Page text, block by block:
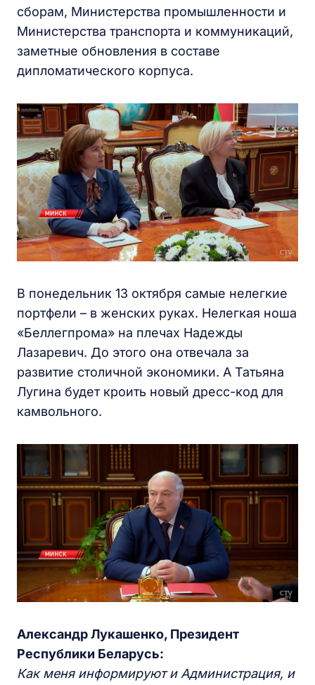
сборам, Министерства промышленности и
Министерства транспорта и коммуникаций,
заметные обновления в составе
дипломатического корпуса.
В понедельник 13 октября самые нелегкие
портфели – в женских руках. Нелегкая ноша
«Беллегпрома» на плечах Надежды
Лазаревич. До этого она отвечала за
развитие столичной экономики. А Татьяна
Лугина будет кроить новый дресс-код для
камвольного.
Александр Лукашенко, Президент
Республики Беларусь:
Как меня информируют и Администрация, и